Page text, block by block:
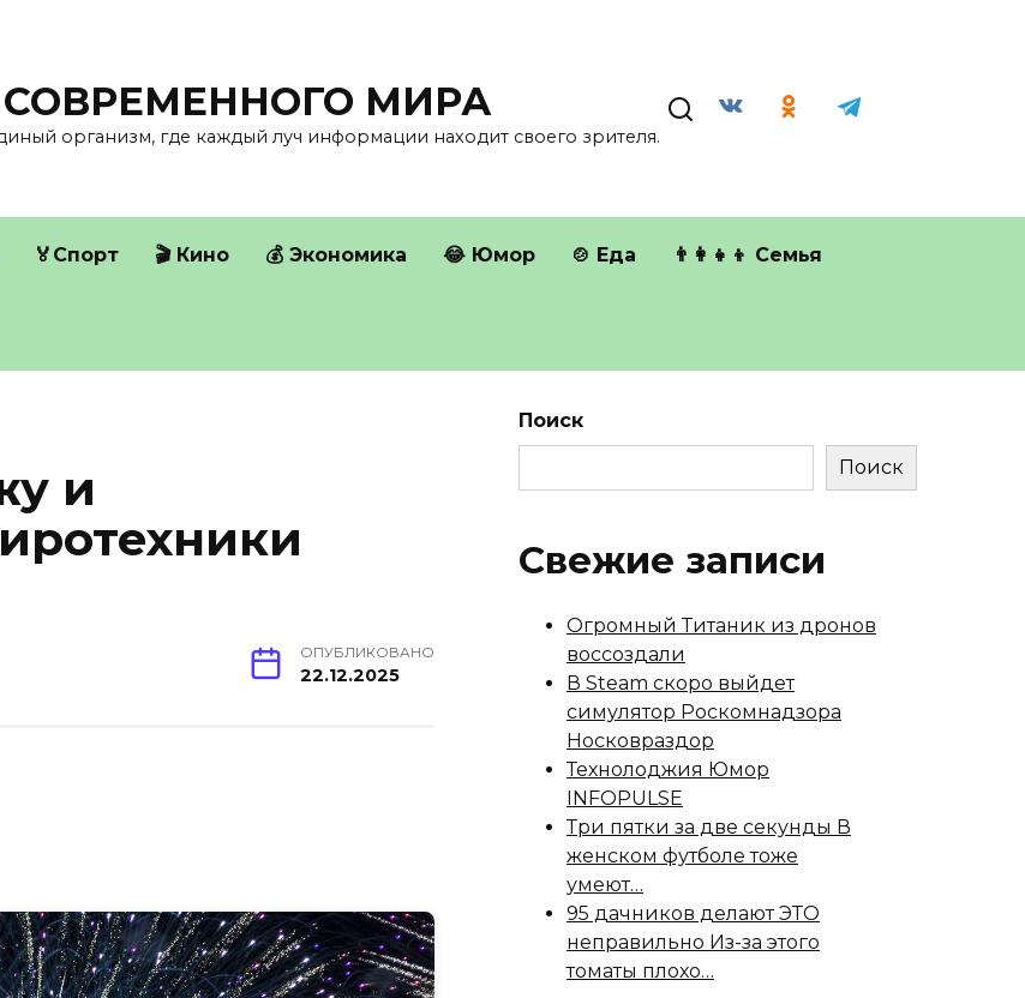
СОВРЕМЕННОГО МИРА
организм, где каждый луч информации находит своего зрителя.
🏅Спорт 🎬 Кино 💰 Экономика 😂 Юмор 🍲 Еда 👨‍👩‍👧‍👦 Семья
и
ОПУБЛИКОВАНО
22.12.2025
Поиск
Поиск
Свежие записи
Огромный Титаник из дронов
воссоздали
В Steam скоро выйдет
симулятор Роскомнадзора
Носковраздор
Технолоджия Юмор
INFOPULSE
Три пятки за две секунды В
женском футболе тоже
умеют…
95 дачников делают ЭТО
неправильно Из-за этого
томаты плохо…